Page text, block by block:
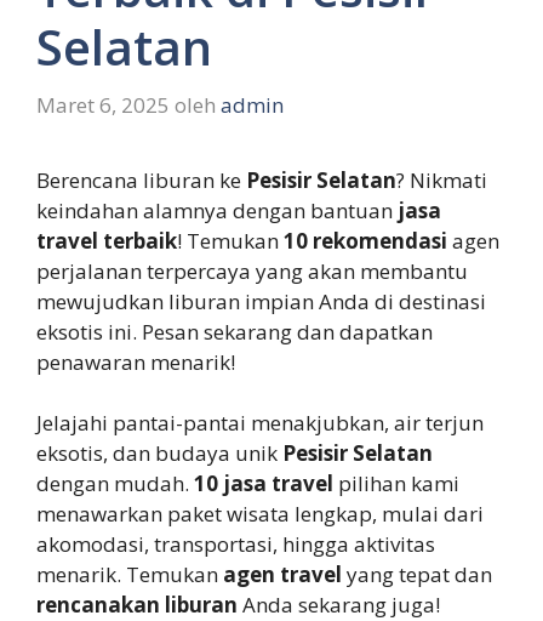
Selatan
Maret 6, 2025 oleh admin
Berencana liburan ke Pesisir Selatan? Nikmati
keindahan alamnya dengan bantuan jasa
travel terbaik! Temukan10 rekomendasi agen
perjalanan terpercaya yang akan membantu
mewujudkan liburan impian Anda di destinasi
eksotis ini. Pesan sekarang dan dapatkan
penawaran menarik!
Jelajahi pantai-pantai menakjubkan, air terjun
eksotis, dan budaya unik Pesisir Selatan
dengan mudah. 10 jasa travel pilihan kami
menawarkan paket wisata lengkap, mulai dari
akomodasi, transportasi, hingga aktivitas
menarik. Temukan agen travel yang tepat dan
rencanakan liburan Anda sekarang juga!